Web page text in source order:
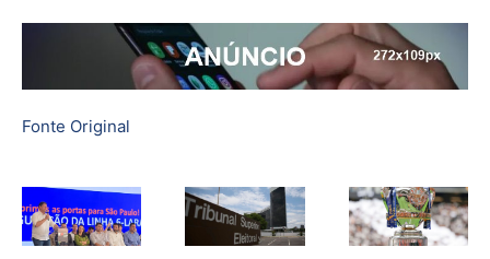
Fonte Original